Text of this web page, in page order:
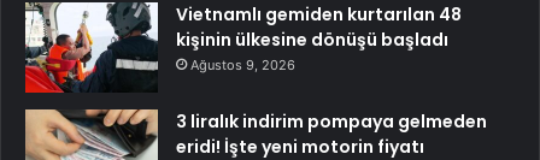
Vietnamlı gemiden kurtarılan 48
kişinin ülkesine dönüşü başladı
Ağustos 9, 2026
3 liralık indirim pompaya gelmeden
eridi! İşte yeni motorin fiyatı